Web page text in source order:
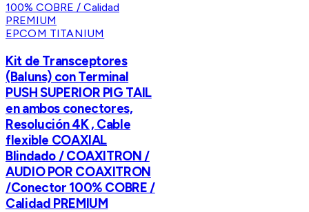
EPCOM TITANIUM
Kit de Transceptores
(Baluns) con Terminal
PUSH SUPERIOR PIG TAIL
en ambos conectores,
Resolución 4K , Cable
flexible COAXIAL
Blindado / COAXITRON /
AUDIO POR COAXITRON
/Conector 100% COBRE /
Calidad PREMIUM